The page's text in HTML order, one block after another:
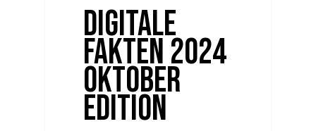
Digitale
Fakten 2024
Oktober
Edition